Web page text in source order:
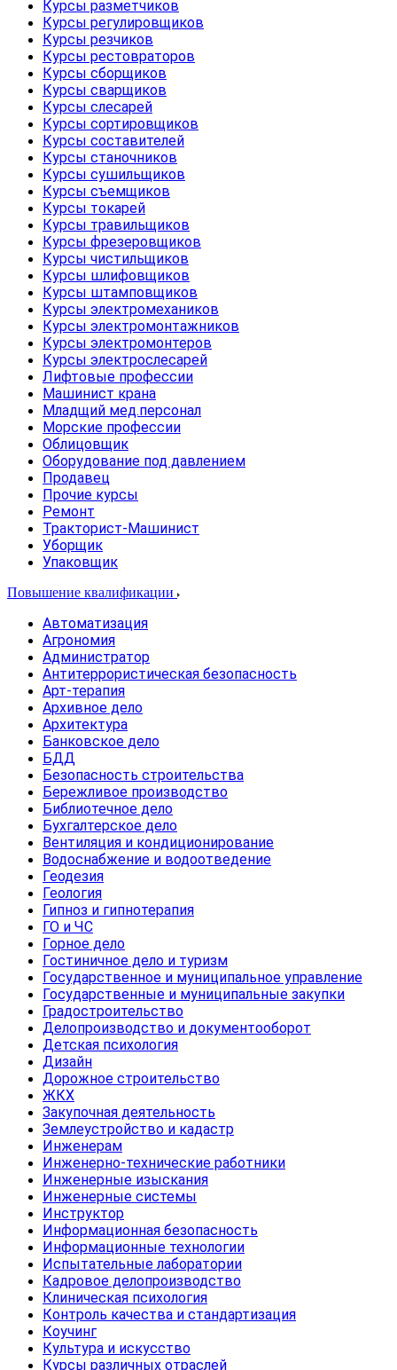
Курсы разметчиков
Курсы регулировщиков
Курсы резчиков
Курсы рестовраторов
Курсы сборщиков
Курсы сварщиков
Курсы слесарей
Курсы сортировщиков
Курсы составителей
Курсы станочников
Курсы сушильщиков
Курсы съемщиков
Курсы токарей
Курсы травильщиков
Курсы фрезеровщиков
Курсы чистильщиков
Курсы шлифовщиков
Курсы штамповщиков
Курсы электромехаников
Курсы электромонтажников
Курсы электромонтеров
Курсы электрослесарей
Лифтовые профессии
Машинист крана
Младщий мед.персонал
Морские профессии
Облицовщик
Оборудование под давлением
Продавец
Прочие курсы
Ремонт
Тракторист-Машинист
Уборщик
Упаковщик
Повышение квалификации
Автоматизация
Агрономия
Администратор
Антитеррористическая безопасность
Арт-терапия
Архивное дело
Архитектура
Банковское дело
БДД
Безопасность строительства
Бережливое производство
Библиотечное дело
Бухгалтерское дело
Вентиляция и кондиционирование
Водоснабжение и водоотведение
Геодезия
Геология
Гипноз и гипнотерапия
ГО и ЧС
Горное дело
Гостиничное дело и туризм
Государственное и муниципальное управление
Государственные и муниципальные закупки
Градостроительство
Делопроизводство и документооборот
Детская психология
Дизайн
Дорожное строительство
ЖКХ
Закупочная деятельность
Землеустройство и кадастр
Инженерам
Инженерно-технические работники
Инженерные изыскания
Инженерные системы
Инструктор
Информационная безопасность
Информационные технологии
Испытательные лаборатории
Кадровое делопроизводство
Клиническая психология
Контроль качества и стандартизация
Коучинг
Культура и искусство
Курсы различных отраслей